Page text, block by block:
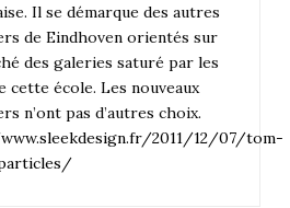
Il se démarque des autres
de Eindhoven orientés sur
des galeries saturé par les
cette école. Les nouveaux
n’ont pas d’autres choix.
2011/12/07/tom-